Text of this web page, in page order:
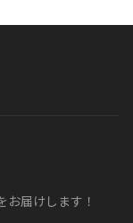
届けします！